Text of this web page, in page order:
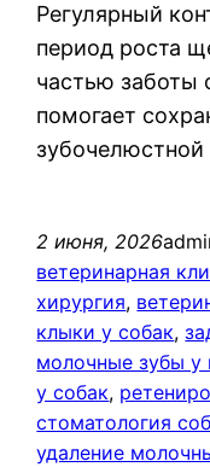
Регулярный
период роста
частью заботы
помогает
2 июня, 2026
ветеринарная
хирургия,
клыки у собак,
молочные зубы у
у собак,
стоматология
удаление